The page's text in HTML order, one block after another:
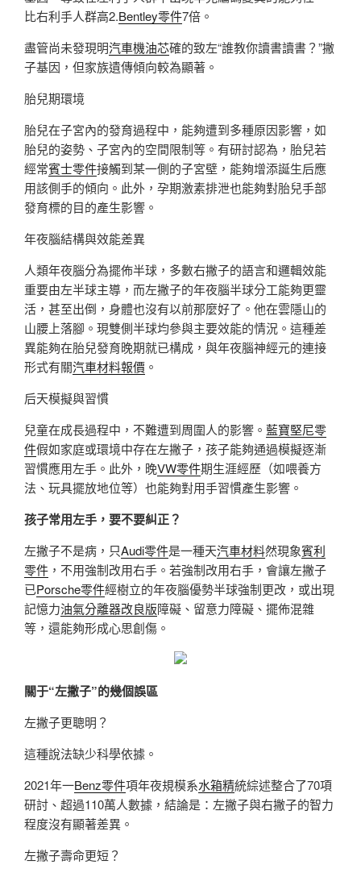
比右利手人群高2.Bentley零件7倍。
盡管尚未發現明汽車機油芯確的致左“誰教你讀書讀書？”撇
子基因，但家族遺傳傾向較為顯著。
胎兒期環境
胎兒在子宮內的發育過程中，能夠遭到多種原因影響，如
胎兒的姿勢、子宮內的空間限制等。有研討認為，胎兒若
經常賓士零件接觸到某一側的子宮壁，能夠增添誕生后應
用該側手的傾向。此外，孕期激素排泄也能夠對胎兒手部
發育標的目的產生影響。
年夜腦結構與效能差異
人類年夜腦分為擺佈半球，多數右撇子的語言和邏輯效能
重要由左半球主導，而左撇子的年夜腦半球分工能夠更靈
活，甚至出倒，身體也沒有以前那麼好了。他在雲隱山的
山腰上落腳。現雙側半球均參與主要效能的情況。這種差
異能夠在胎兒發育晚期就已構成，與年夜腦神經元的連接
形式有關汽車材料報價 。
后天模擬與習慣
兒童在成長過程中，不難遭到周圍人的影響。 藍寶堅尼零
件假如家庭或環境中存在左撇子，孩子能夠通過模擬逐漸
習慣應用左手。此外，晚VW零件期生涯經歷（如喂養方
法、玩具擺放地位等）也能夠對用手習慣產生影響。
孩子常用左手，要不要糾正？
左撇子不是病，只Audi零件是一種天汽車材料然現象賓利
零件 ，不用強制改用右手。若強制改用右手，會讓左撇子
已Porsche零件經樹立的年夜腦優勢半球強制更改，或出現
記憶力油氣分離器改良版障礙、留意力障礙、擺佈混雜
等，還能夠形成心思創傷。
關于“左撇子”的幾個誤區
左撇子更聰明？
這種說法缺少科學依據。
2021年一Benz零件項年夜規模系水箱精統綜述整合了70項
研討、超過110萬人數據，結論是：左撇子與右撇子的智力
程度沒有顯著差異。
左撇子壽命更短？